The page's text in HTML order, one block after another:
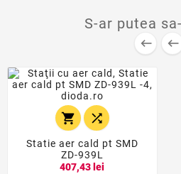
S-ar putea
 
 
Statie aer cald pt SMD
ZD-939L
407,43 lei